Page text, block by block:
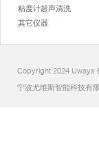
粘度计超声清洗
其它仪器
Copyright 2024 Uways
宁波尤维斯智能科技有